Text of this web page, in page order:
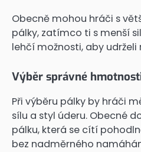
Obecně mohou hráči s
pálky, zatímco ti s menší
lehčí možnosti, aby udrželi
Výběr správné
Při výběru pálky by hráči
sílu a styl úderu. Obecné
pálku, která se cítí
bez nadměrného